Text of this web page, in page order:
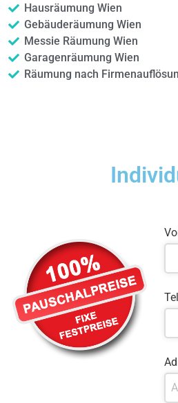
Hausräumung Wien
Gebäuderäumung Wien
Messie Räumung Wien
Garagenräumung Wien
Räumung nach